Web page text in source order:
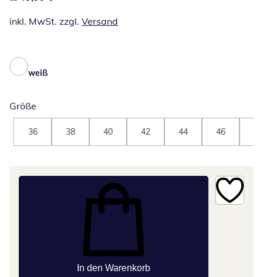
inkl. MwSt. zzgl. Versand
weiß
Größe
36 38 40 42 44 46
In den Warenkorb